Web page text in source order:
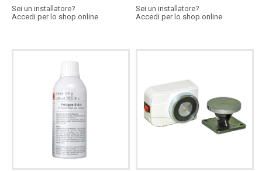
Sei un installatore?
Accedi per lo shop online
Sei un installatore?
Accedi per lo shop online